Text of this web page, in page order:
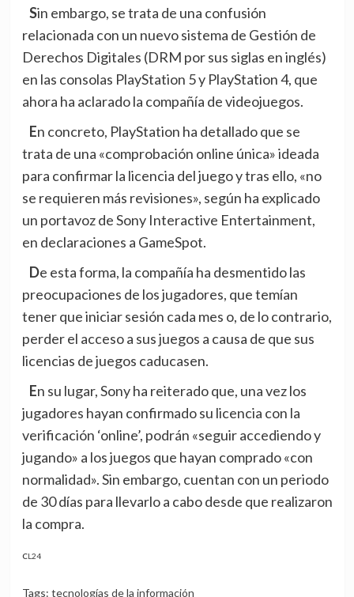
Sin embargo, se trata de una confusión
relacionada con un nuevo sistema de Gestión de
Derechos Digitales (DRM por sus siglas en inglés)
en las consolas PlayStation 5 y PlayStation 4, que
ahora ha aclarado la compañía de videojuegos.
En concreto, PlayStation ha detallado que se
trata de una «comprobación online única» ideada
para confirmar la licencia del juego y tras ello, «no
se requieren más revisiones», según ha explicado
un portavoz de Sony Interactive Entertainment,
en declaraciones a GameSpot.
De esta forma, la compañía ha desmentido las
preocupaciones de los jugadores, que temían
tener que iniciar sesión cada mes o, de lo contrario,
perder el acceso a sus juegos a causa de que sus
licencias de juegos caducasen.
En su lugar, Sony ha reiterado que, una vez los
jugadores hayan confirmado su licencia con la
verificación ‘online’, podrán «seguir accediendo y
jugando» a los juegos que hayan comprado «con
normalidad». Sin embargo, cuentan con un periodo
de 30 días para llevarlo a cabo desde que realizaron
la compra.
CL24
Tags: tecnologías de la información